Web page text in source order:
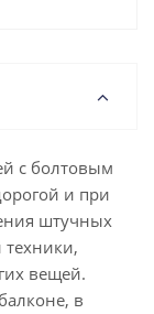
с болтовым
и при
штучных
техники,
вещей.
в